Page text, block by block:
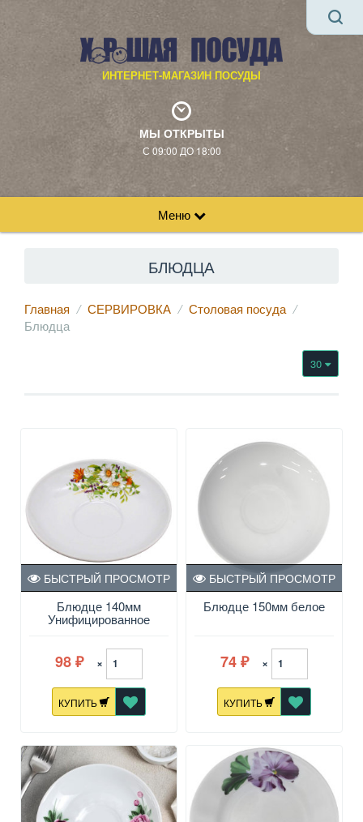
ИНТЕРНЕТ-МАГАЗИН ПОСУДЫ
МЫ ОТКРЫТЫ
С 09:00 ДО 18:00
Меню
БЛЮДЦА
Главная СЕРВИРОВКА
Столовая посуда
Блюдца
30
Блюдце 140мм
Унифицированное
Луговые ромашки
БЫСТРЫЙ ПРОСМОТР
98 ₽ ×
КУПИТЬ
Блюдце 150мм белое
БЫСТРЫЙ ПРОСМОТР
74 ₽ ×
КУПИТЬ